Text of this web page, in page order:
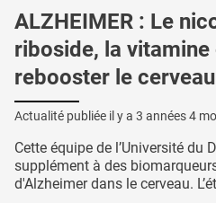
ALZHEIMER : Le
riboside, la
rebooster le cerveau
Actualité publiée il y a 3 années 4
Cette équipe de l’Université du
supplément à des
d'Alzheimer dans le cerveau.